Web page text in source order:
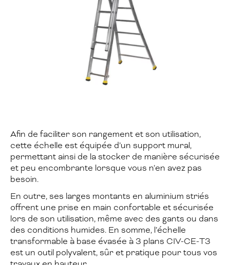
Afin de faciliter son rangement et son utilisation,
cette échelle est équipée d’un support mural,
permettant ainsi de la stocker de manière sécurisée
et peu encombrante lorsque vous n’en avez pas
besoin.
En outre, ses larges montants en aluminium striés
offrent une prise en main confortable et sécurisée
lors de son utilisation, même avec des gants ou dans
des conditions humides. En somme, l’échelle
transformable à base évasée à 3 plans CIV-CE-T3
est un outil polyvalent, sûr et pratique pour tous vos